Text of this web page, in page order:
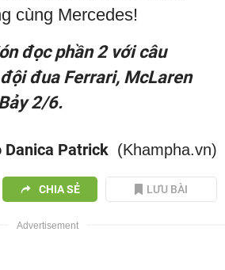
cùng Mercedes!
đọc phần 2 với câu
đua Ferrari, McLaren
2/6.
Danica Patrick (Khampha.vn)
CHIA SẺ LƯU BÀI